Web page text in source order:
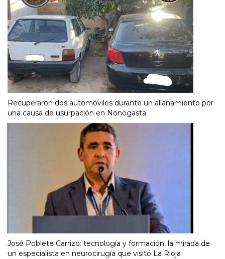
Recuperaron dos automóviles durante un allanamiento por
una causa de usurpación en Nonogasta
José Poblete Carrizo: tecnología y formación, la mirada de
un especialista en neurocirugía que visitó La Rioja